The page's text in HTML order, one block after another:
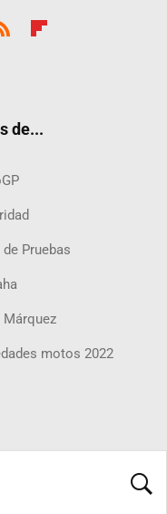
de...
Pruebas
Márquez
motos 2022